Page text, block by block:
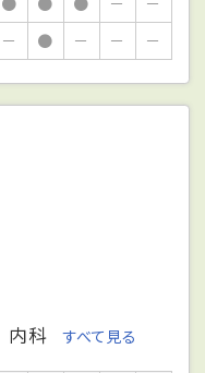
－ ● － － －
内科 すべて見る